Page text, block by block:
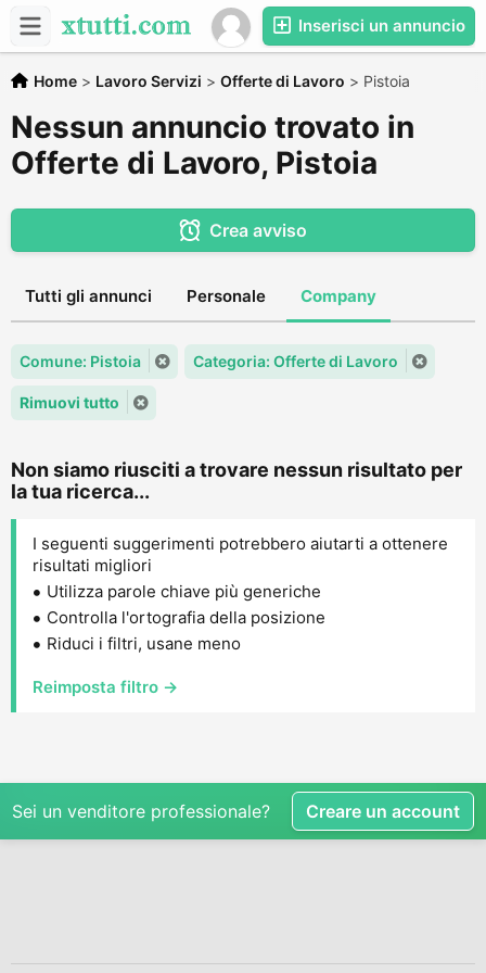
Inserisci un annuncio
Home > Lavoro Servizi > Offerte di Lavoro > Pistoia
Nessun annuncio trovato in
Offerte di Lavoro, Pistoia
Crea avviso
Tutti gli annunci Personale Company
Comune: Pistoia Categoria: Offerte di Lavoro
Rimuovi tutto
Non siamo riusciti a trovare nessun risultato per
la tua ricerca...
I seguenti suggerimenti potrebbero aiutarti a ottenere
risultati migliori
Utilizza parole chiave più generiche
Controlla l'ortografia della posizione
Riduci i filtri, usane meno
Reimposta filtro →
Sei un venditore professionale? Creare un account